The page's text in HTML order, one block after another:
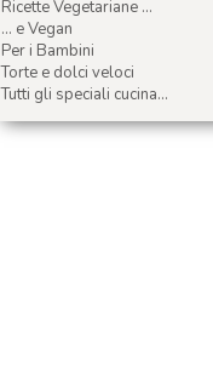
Ricette Vegetariane ...
... e Vegan
Per i Bambini
Torte e dolci veloci
Tutti gli speciali cucina...